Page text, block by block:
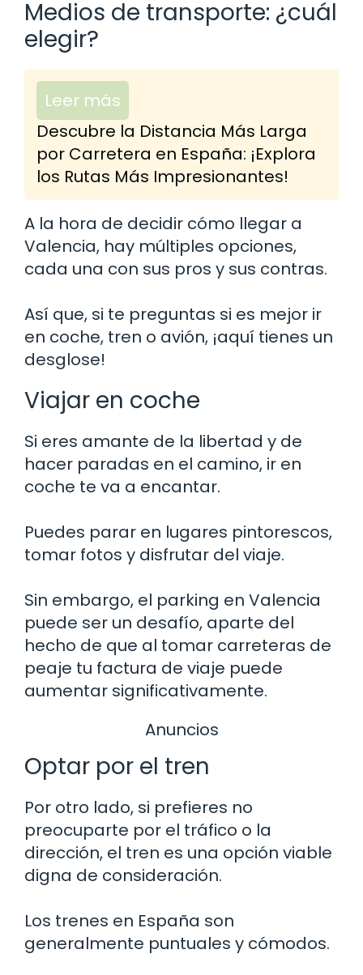
Medios de transporte: ¿cuál
elegir?
Leer más
Descubre la Distancia Más Larga
por Carretera en España: ¡Explora
los Rutas Más Impresionantes!
A la hora de decidir cómo llegar a
Valencia, hay múltiples opciones,
cada una con sus pros y sus contras.
Así que, si te preguntas si es mejor ir
en coche, tren o avión, ¡aquí tienes un
desglose!
Viajar en coche
Si eres amante de la libertad y de
hacer paradas en el camino, ir en
coche te va a encantar.
Puedes parar en lugares pintorescos,
tomar fotos y disfrutar del viaje.
Sin embargo, el parking en Valencia
puede ser un desafío, aparte del
hecho de que al tomar carreteras de
peaje tu factura de viaje puede
aumentar significativamente.
Anuncios
Optar por el tren
Por otro lado, si prefieres no
preocuparte por el tráfico o la
dirección, el tren es una opción viable
digna de consideración.
Los trenes en España son
generalmente puntuales y cómodos.